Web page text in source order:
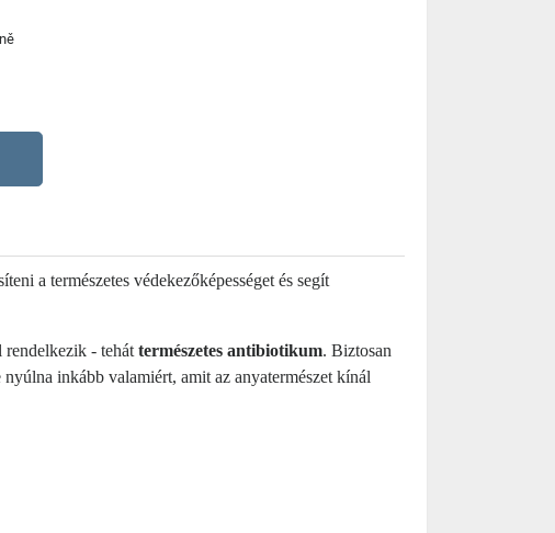
a természetes védekezőképességet és segít
rendelkezik - tehát természetes antibiotikum. Biztosan
inkább valamiért, amit az anyatermészet kínál